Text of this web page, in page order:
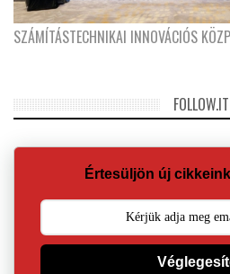
SZÁMÍTÁSTECHNIKAI INNOVÁCIÓS
FOLLOW.IT
Értesüljön új